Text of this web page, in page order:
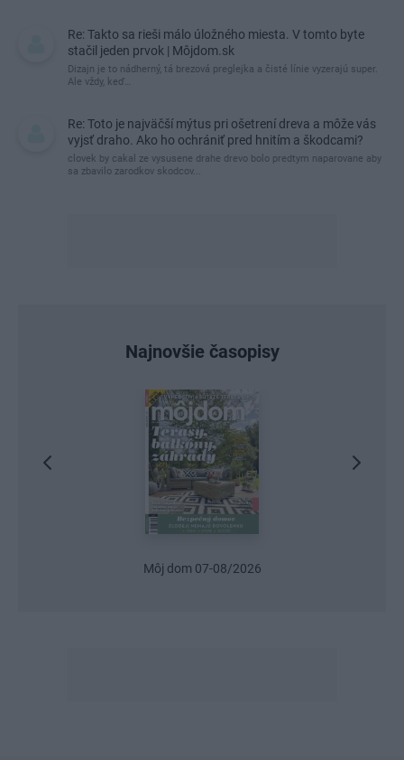
Re: Takto sa rieši málo úložného miesta. V tomto byte
stačil jeden prvok | Môjdom.sk
Dizajn je to nádherný, tá brezová preglejka a čisté línie vyzerajú super.
Ale vždy, keď…
Re: Toto je najväčší mýtus pri ošetrení dreva a môže vás
vyjsť draho. Ako ho ochrániť pred hnitím a škodcami?
clovek by cakal ze vysusene drahe drevo bolo predtym naparovane aby
sa zbavilo zarodkov skodcov...
Najnovšie časopisy
Môj dom 07-08/2026